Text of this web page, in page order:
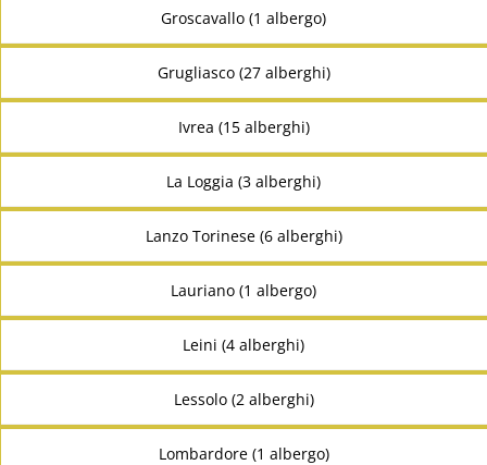
Groscavallo (1 albergo)
Grugliasco (27 alberghi)
Ivrea (15 alberghi)
La Loggia (3 alberghi)
Lanzo Torinese (6 alberghi)
Lauriano (1 albergo)
Leini (4 alberghi)
Lessolo (2 alberghi)
Lombardore (1 albergo)